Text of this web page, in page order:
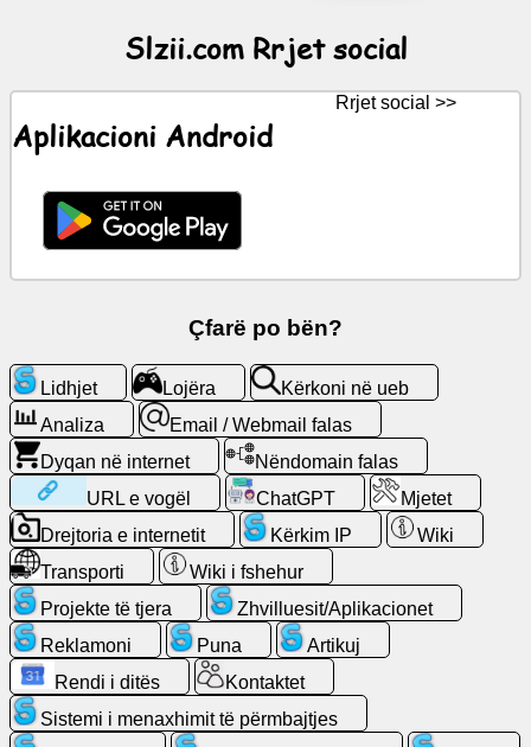
falas
Analiza
Dyqan
në
internet
Zhvilluesit/Aplikacionet
Mjetet
Puna
Slzii.com Rrjet social
Aplikacioni Android
Rrjet social >>
Çfarë po bën?
Lidhjet Lojëra
Kërkoni në ueb
Analiza
Email / Webmail falas
Dyqan në internet
Nëndomain falas
URL e vogël
ChatGPT
Mjetet
Drejtoria e internetit
Kërkim IP
Wiki
Transporti
Wiki i fshehur
Projekte të tjera
Zhvilluesit/Aplikacionet
Reklamoni
Puna
Artikuj
Rendi i ditës
Kontaktet
Sistemi i menaxhimit të përmbajtjes